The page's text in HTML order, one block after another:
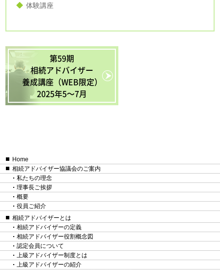
体験講座
第59期
相続アドバイザー
養成講座（WEB限定）
2025年5〜7月
Home
相続アドバイザー協議会のご案内
私たちの理念
理事長ご挨拶
概要
役員ご紹介
相続アドバイザーとは
相続アドバイザーの定義
相続アドバイザー役割概念図
認定会員について
上級アドバイザー制度とは
上級アドバイザーの紹介